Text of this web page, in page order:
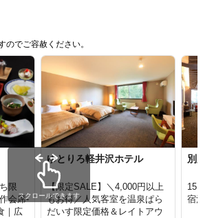
でご容赦ください。
限
会席-
｜広
ゆとりろ軽井沢ホテル
【限定SALE】＼4,000円以上
もお得／人気客室を温泉ぱら
だいす限定価格＆レイトアウ
別
宿
スクロールできます